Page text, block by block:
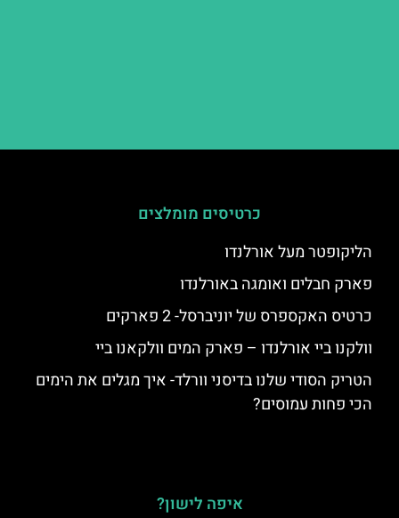
כרטיסים מומלצים
הליקופטר מעל אורלנדו
פארק חבלים ואומגה באורלנדו
כרטיס האקספרס של יוניברסל- 2 פארקים
וולקנו ביי אורלנדו – פארק המים וולקאנו ביי
הטריק הסודי שלנו בדיסני וורלד- איך מגלים את הימים
הכי פחות עמוסים?
איפה לישון?